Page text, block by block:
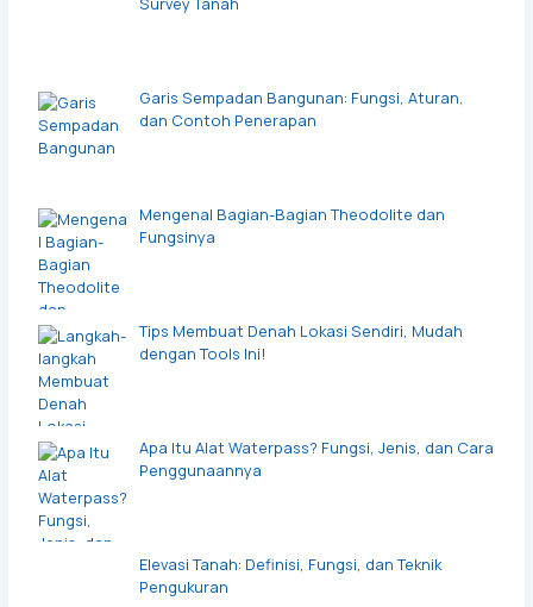
Garis Sempadan Bangunan: Fungsi, Aturan,
dan Contoh Penerapan
Mengenal Bagian-Bagian Theodolite dan
Fungsinya
Tips Membuat Denah Lokasi Sendiri, Mudah
dengan Tools Ini!
Apa Itu Alat Waterpass? Fungsi, Jenis, dan Cara
Penggunaannya
Elevasi Tanah: Definisi, Fungsi, dan Teknik
Pengukuran